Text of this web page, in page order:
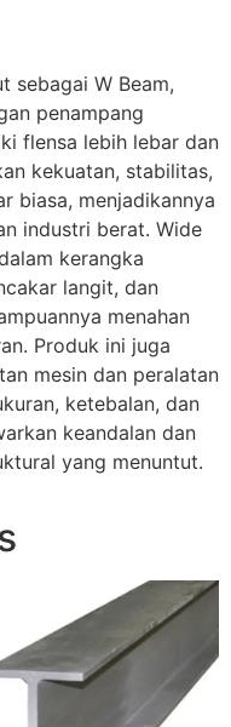
sebagai W Beam,
penampang
flensa lebih lebar dan
kekuatan, stabilitas,
biasa, menjadikannya
industri berat. Wide
kerangka
langit, dan
menahan
Produk ini juga
mesin dan peralatan
ketebalan, dan
keandalan dan
yang menuntut.